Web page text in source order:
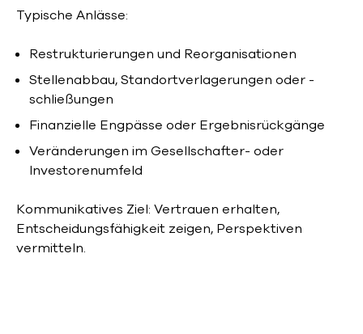
Typische Anlässe:
Restrukturierungen und Reorganisationen
Stellenabbau, Standortverlagerungen oder -
schließungen
Finanzielle Engpässe oder Ergebnisrückgänge
Veränderungen im Gesellschafter- oder
Investorenumfeld
Kommunikatives Ziel: Vertrauen erhalten,
Entscheidungsfähigkeit zeigen, Perspektiven
vermitteln.